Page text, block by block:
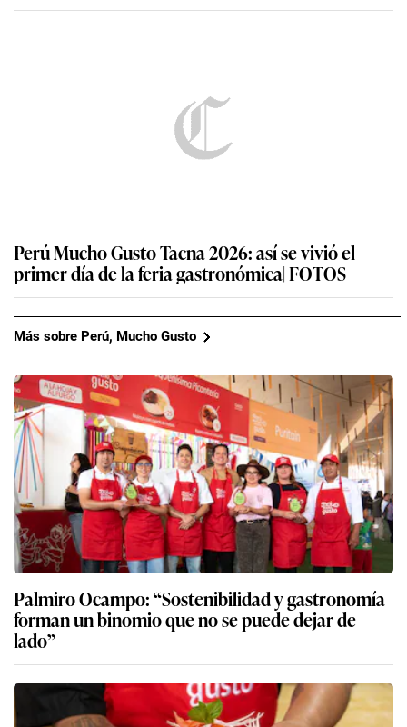
Perú Mucho Gusto Tacna 2026: así se vivió el
primer día de la feria gastronómica| FOTOS
Más sobre Perú, Mucho Gusto
Palmiro Ocampo: “Sostenibilidad y gastronomía
forman un binomio que no se puede dejar de
lado”